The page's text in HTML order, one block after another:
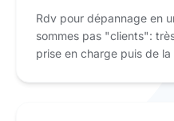
Rdv pour dépannage en
sommes pas "clients":
prise en charge puis de